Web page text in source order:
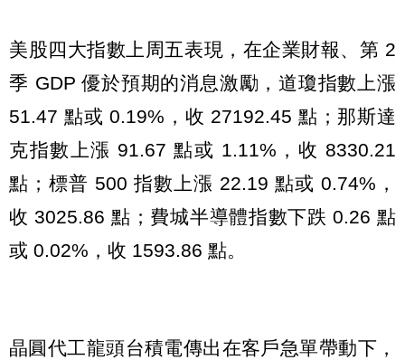
美股四大指數上周五表現，在企業財報、第 2
季 GDP 優於預期的消息激勵，道瓊指數上漲
51.47 點或 0.19%，收 27192.45 點；那斯達
克指數上漲 91.67 點或 1.11%，收 8330.21
點；標普 500 指數上漲 22.19 點或 0.74%，
收 3025.86 點；費城半導體指數下跌 0.26 點
或 0.02%，收 1593.86 點。
晶圓代工龍頭台積電傳出在客戶急單帶動下，